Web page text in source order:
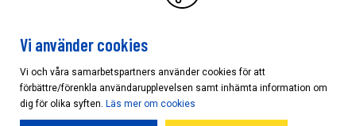
Cookieinställningar
Vi använder cookies
Vi och våra samarbetspartners använder cookies för att
förbättre/förenkla användarupplevelsen samt inhämta information om
dig för olika syften. Läs mer om cookies